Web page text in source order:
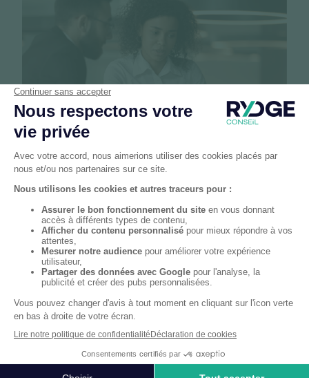
Articles
Pourquoi (et comment) évaluer une
entreprise ?
Méthode d'Evalution Entreprise -
Panorama des situations pour lesquelles
l’évaluation de l’entreprise sera un élément
clé…
Lire l'article